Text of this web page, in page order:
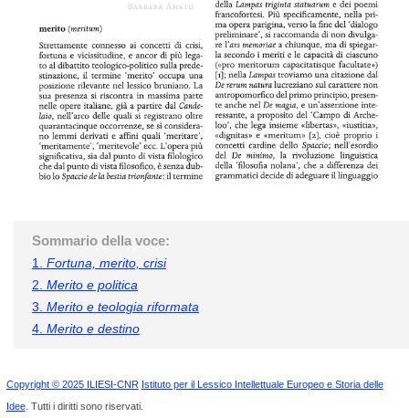
Sommario della voce:
1. Fortuna, merito, crisi
2. Merito e politica
3. Merito e teologia riformata
4. Merito e destino
Copyright © 2025 ILIESI-CNR Istituto per il Lessico Intellettuale Europeo e Storia delle
Idee. Tutti i diritti sono riservati.